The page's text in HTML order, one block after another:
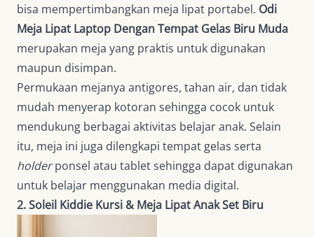
bisa mempertimbangkan meja lipat portabel. Odi
Meja Lipat Laptop Dengan Tempat Gelas Biru Muda
merupakan meja yang praktis untuk digunakan
maupun disimpan.
Permukaan mejanya antigores, tahan air, dan tidak
mudah menyerap kotoran sehingga cocok untuk
mendukung berbagai aktivitas belajar anak. Selain
itu, meja ini juga dilengkapi tempat gelas serta
holderponsel atau tablet sehingga dapat digunakan
untuk belajar menggunakan media digital.
2. Soleil Kiddie Kursi & Meja Lipat Anak Set Biru